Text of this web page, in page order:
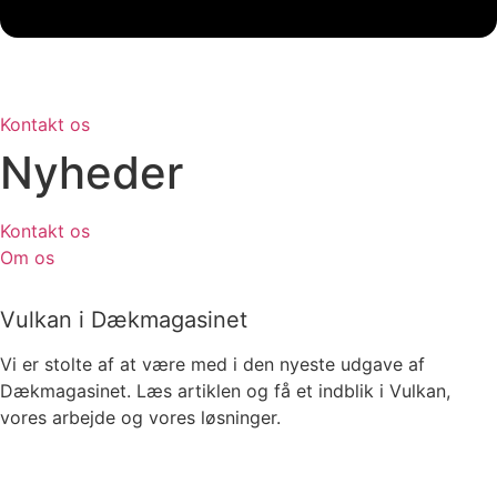
Kontakt os
Nyheder
Kontakt os
Om os
Vulkan i Dækmagasinet
Vi er stolte af at være med i den nyeste udgave af
Dækmagasinet. Læs artiklen og få et indblik i Vulkan,
vores arbejde og vores løsninger.